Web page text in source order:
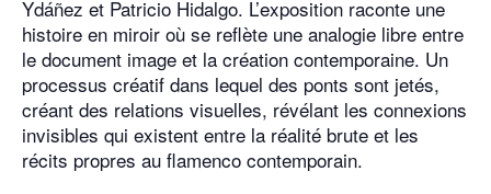
Ydáñez et Patricio Hidalgo. L’exposition raconte une
histoire en miroir où se reflète une analogie libre entre
le document image et la création contemporaine. Un
processus créatif dans lequel des ponts sont jetés,
créant des relations visuelles, révélant les connexions
invisibles qui existent entre la réalité brute et les
récits propres au flamenco contemporain.